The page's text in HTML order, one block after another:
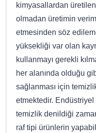
kimyasallardan
olmadan üretimin
etmesinden söz
yüksekliği var olan
kullanmayı gerekli
her alanında olduğu
sağlanması için
etmektedir.
temizlik denildiği
raf tipi ürünlerin